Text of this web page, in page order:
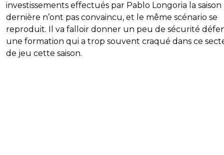
investissements effectués par Pablo Longoria la saison
dernière n’ont pas convaincu, et le même scénario se
reproduit. Il va falloir donner un peu de sécurité
une formation qui a trop souvent craqué dans ce
de jeu cette saison.